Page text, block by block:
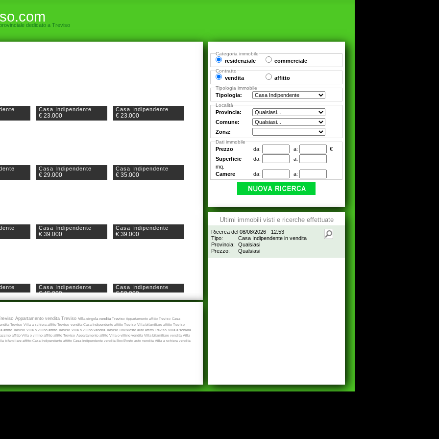
dedicato a Treviso
Casa Indipendente
€ 23.000
Casa Indipendente
€ 23.000
Casa Indipendente
€ 29.000
Casa Indipendente
€ 35.000
Casa Indipendente
€ 39.000
Casa Indipendente
€ 39.000
Casa Indipendente
€ 45.000
Casa Indipendente
€ 50.000
Appartamento vendita Treviso Villa singola vendita Treviso Appartamento affitto Treviso Casa
Treviso Villa a schiera affitto Treviso vendita Casa Indipendente affitto Treviso Villa bifamiliare affitto Treviso
affitto Treviso Villa o villino affitto Treviso Villa o villino vendita Treviso Box/Posto auto affitto Treviso Villa a schiera
affitto Villa o villino affitto affitto Treviso Appartamento affitto Villa o villino vendita Villa bifamiliare vendita Villa
bifamiliare affitto Casa Indipendente affitto Casa Indipendente vendita Box/Posto auto vendita Villa a schiera vendita
Categoria immobile
residenziale commerciale
Contratto
vendita affitto
Tipologia immobile
Tipologia:
Località
Provincia:
Comune:
Zona:
Dati immobile
Prezzo da: a:
€
Superficie
da:
a:
mq.
Camere
da: a:
Ultimi immobili visti e ricerche effettuate
Ricerca del 08/08/2026 - 12:53
Tipo:
Casa Indipendente in vendita
Provincia:
Qualsiasi
Prezzo:
Qualsiasi